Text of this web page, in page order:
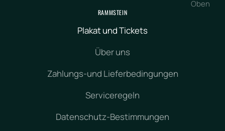
Oben
RAMMSTEIN
Plakat und Tickets
Über uns
Zahlungs-und Lieferbedingungen
Serviceregeln
Datenschutz-Bestimmungen